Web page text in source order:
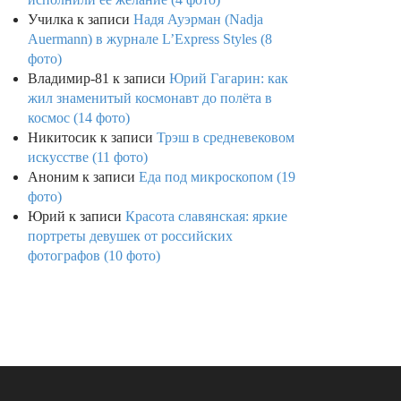
Училка к записи Надя Ауэрман (Nadja
Auermann) в журнале L’Express Styles (8
фото)
Владимир-81 к записи Юрий Гагарин: как
жил знаменитый космонавт до полёта в
космос (14 фото)
Никитосик к записи Трэш в средневековом
искусстве (11 фото)
Аноним к записи Еда под микроскопом (19
фото)
Юрий к записи Красота славянская: яркие
портреты девушек от российских
фотографов (10 фото)